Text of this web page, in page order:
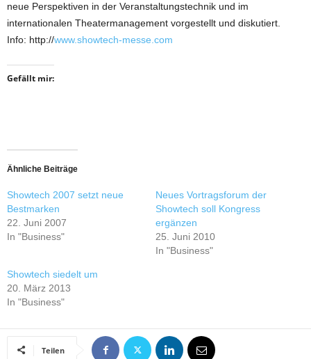
neue Perspektiven in der Veranstaltungstechnik und im
internationalen Theatermanagement vorgestellt und diskutiert.
Info: http://www.showtech-messe.com
Gefällt mir:
Ähnliche Beiträge
Showtech 2007 setzt neue
Bestmarken
22. Juni 2007
In "Business"
Neues Vortragsforum der
Showtech soll Kongress
ergänzen
25. Juni 2010
In "Business"
Showtech siedelt um
20. März 2013
In "Business"
Teilen